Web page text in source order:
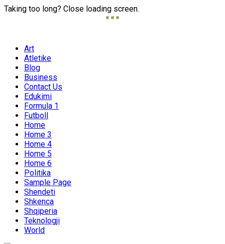
Taking too long? Close loading screen.
Art
Atletike
Blog
Business
Contact Us
Edukimi
Formula 1
Futboll
Home
Home 3
Home 4
Home 5
Home 6
Politika
Sample Page
Shendeti
Shkenca
Shqiperia
Teknologji
World